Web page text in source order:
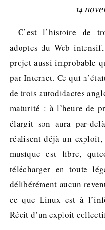
14
C’est l’histoire de
adoptes du Web
projet aussi improbable
par Internet. Ce qui
de trois autodidactes
maturité : à l’heure de
élargit son aura par-
réalisent déjà un exploit,
musique est libre,
télécharger en toute
délibérément aucun
ce que Linux est à
Récit d’un exploit